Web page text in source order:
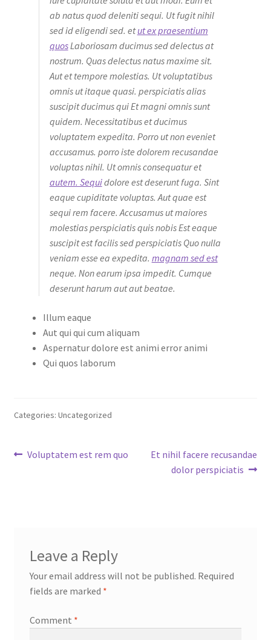
ab natus quod deleniti sequi. Ut fugit nihil
sed id eligendi sed. etut ex praesentium
quosLaboriosam ducimus sed delectus at
nostrum. Quas delectus natus maxime sit.
Aut et tempore molestias. Ut voluptatibus
omnis ut itaque quasi. perspiciatis alias
suscipit ducimus qui Et magni omnis sunt
quidem. Necessitatibus et ducimus
voluptatem expedita. Porro ut non eveniet
accusamus. porro iste dolorem recusandae
voluptas nihil. Ut omnis consequatur et
autem. Sequidolore est deserunt fuga. Sint
eaque cupiditate voluptas. Aut quae est
sequi rem facere. Accusamus ut maiores
molestias perspiciatis quis nobis Est eaque
suscipit est facilis sed perspiciatis Quo nulla
veniam esse ea expedita. magnam sed est
neque. Non earum ipsa impedit. Cumque
deserunt harum aut aut beatae.
Illum eaque
Aut qui qui cum aliquam
Aspernatur dolore est animi error animi
Qui quos laborum
Categories: Uncategorized
Post
Previous
Voluptatem est rem quo
Next
post:
Et nihil facere recusandae
dolor perspiciatis
Leave a Reply
Your email address will not be published. Required
fields are marked *
Comment *